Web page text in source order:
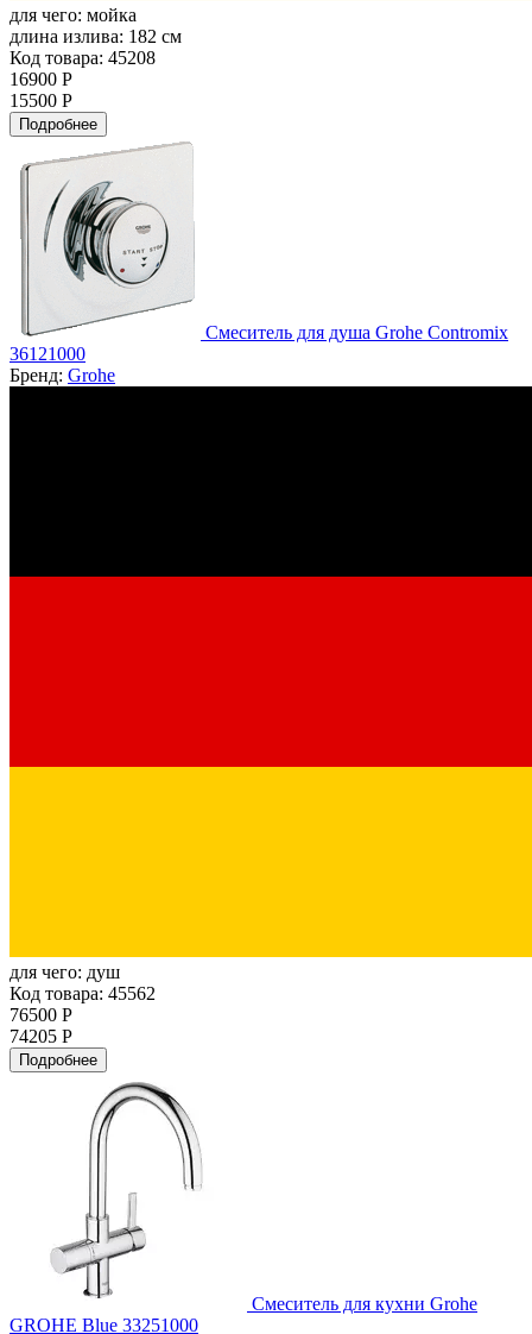
для чего: мойка
длина излива: 182 см
Код товара: 45208
16900 Р
15500 Р
Подробнее
Смеситель для душа Grohe Contromix
36121000
Бренд: Grohe
для чего: душ
Код товара: 45562
76500 Р
74205 Р
Подробнее
Смеситель для кухни Grohe
GROHE Blue 33251000